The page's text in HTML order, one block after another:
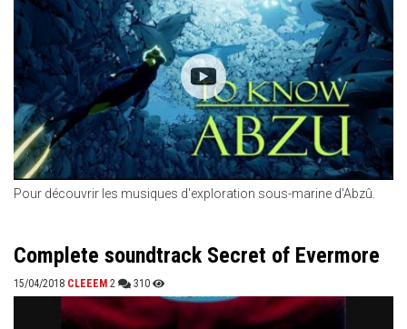
Pour découvrir les musiques d'exploration sous-marine d'Abzû.
Complete soundtrack Secret of Evermore
15/04/2018 CLEEEM 2 310